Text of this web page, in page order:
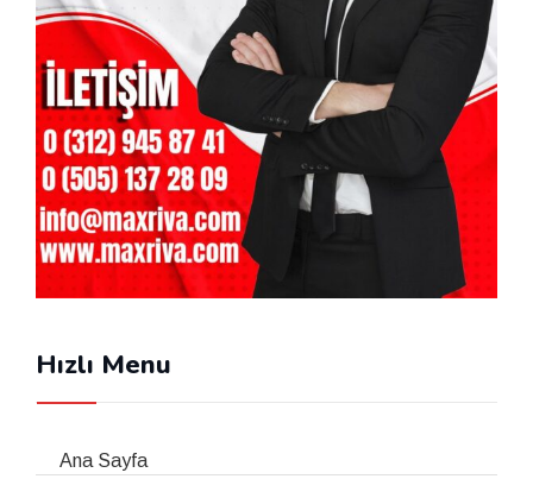
Hızlı Menu
Ana Sayfa